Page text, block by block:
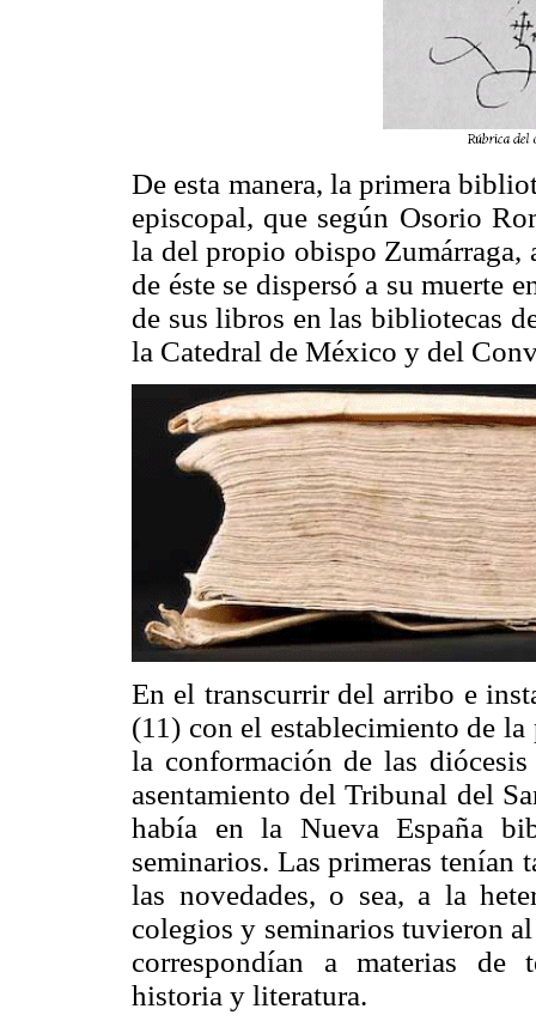
De esta manera, la primera
episcopal, que según Osorio
la del propio obispo
de éste se dispersó a su muerte
de sus libros en las bibliotecas
la Catedral de México y del
En el transcurrir del arribo e
(11) con el establecimiento de
la conformación de las
asentamiento del Tribunal del
había en la Nueva España
seminarios. Las primeras tenían
las novedades, o sea, a la
colegios y seminarios tuvieron
correspondían a materias de
historia y literatura.